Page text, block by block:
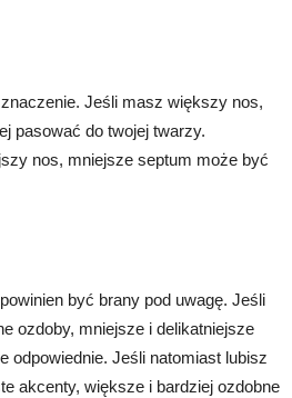
Jeśli masz większy nos,
pasować do twojej twarzy.
nos, mniejsze septum może być
być brany pod uwagę. Jeśli
ozdoby, mniejsze i delikatniejsze
odpowiednie. Jeśli natomiast lubisz
akcenty, większe i bardziej ozdobne